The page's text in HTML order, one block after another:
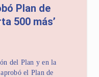
Plan de
500 más’
del Plan y en la
el Plan de